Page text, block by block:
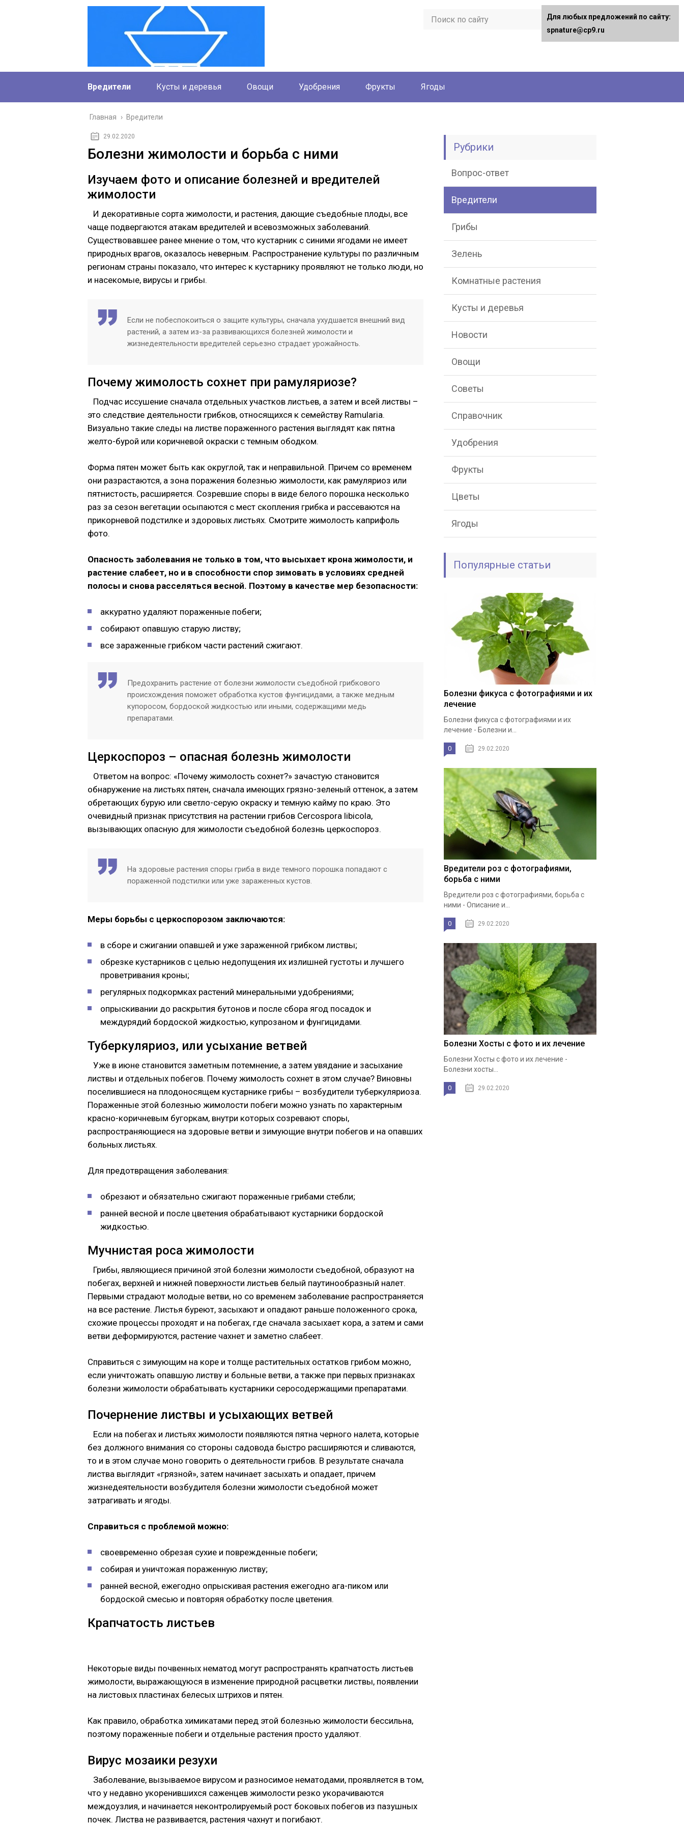
Вредители Кусты и деревья Овощи Удобрения Фрукты Ягоды
Главная › Вредители
29.02.2020
Болезни жимолости и борьба с ними
Изучаем фото и описание болезней и вредителей
жимолости
И декоративные сорта жимолости, и растения, дающие съедобные плоды, все
чаще подвергаются атакам вредителей и всевозможных заболеваний.
Существовавшее ранее мнение о том, что кустарник с синими ягодами не имеет
природных врагов, оказалось неверным. Распространение культуры по различным
регионам страны показало, что интерес к кустарнику проявляют не только люди, но
и насекомые, вирусы и грибы.
Если не побеспокоиться о защите культуры, сначала ухудшается внешний вид
растений, а затем из-за развивающихся болезней жимолости и
жизнедеятельности вредителей серьезно страдает урожайность.
Почему жимолость сохнет при рамуляриозе?
Подчас иссушение сначала отдельных участков листьев, а затем и всей листвы –
это следствие деятельности грибков, относящихся к семейству Ramularia.
Визуально такие следы на листве пораженного растения выглядят как пятна
желто-бурой или коричневой окраски с темным ободком.
Форма пятен может быть как округлой, так и неправильной. Причем со временем
они разрастаются, а зона поражения болезнью жимолости, как рамуляриоз или
пятнистость, расширяется. Созревшие споры в виде белого порошка несколько
раз за сезон вегетации осыпаются с мест скопления грибка и рассеваются на
прикорневой подстилке и здоровых листьях. Смотрите жимолость каприфоль
фото.
Опасность заболевания не только в том, что высыхает крона жимолости, и
растение слабеет, но и в способности спор зимовать в условиях средней
полосы и снова расселяться весной. Поэтому в качестве мер безопасности:
аккуратно удаляют пораженные побеги;
собирают опавшую старую листву;
все зараженные грибком части растений сжигают.
Предохранить растение от болезни жимолости съедобной грибкового
происхождения поможет обработка кустов фунгицидами, а также медным
купоросом, бордоской жидкостью или иными, содержащими медь
препаратами.
Церкоспороз – опасная болезнь жимолости
Ответом на вопрос: «Почему жимолость сохнет?» зачастую становится
обнаружение на листьях пятен, сначала имеющих грязно-зеленый оттенок, а затем
обретающих бурую или светло-серую окраску и темную кайму по краю. Это
очевидный признак присутствия на растении грибов Cercospora libicola,
вызывающих опасную для жимолости съедобной болезнь церкоспороз.
На здоровые растения споры гриба в виде темного порошка попадают с
пораженной подстилки или уже зараженных кустов.
Меры борьбы с церкоспорозом заключаются:
в сборе и сжигании опавшей и уже зараженной грибком листвы;
обрезке кустарников с целью недопущения их излишней густоты и лучшего
проветривания кроны;
регулярных подкормках растений минеральными удобрениями;
опрыскивании до раскрытия бутонов и после сбора ягод посадок и
междурядий бордоской жидкостью, купрозаном и фунгицидами.
Туберкуляриоз, или усыхание ветвей
Уже в июне становится заметным потемнение, а затем увядание и засыхание
листвы и отдельных побегов. Почему жимолость сохнет в этом случае? Виновны
поселившиеся на плодоносящем кустарнике грибы – возбудители туберкуляриоза.
Пораженные этой болезнью жимолости побеги можно узнать по характерным
красно-коричневым бугоркам, внутри которых созревают споры,
распространяющиеся на здоровые ветви и зимующие внутри побегов и на опавших
больных листьях.
Для предотвращения заболевания:
обрезают и обязательно сжигают пораженные грибами стебли;
ранней весной и после цветения обрабатывают кустарники бордоской
жидкостью.
Мучнистая роса жимолости
Грибы, являющиеся причиной этой болезни жимолости съедобной, образуют на
побегах, верхней и нижней поверхности листьев белый паутинообразный налет.
Первыми страдают молодые ветви, но со временем заболевание распространяется
на все растение. Листья буреют, засыхают и опадают раньше положенного срока,
схожие процессы проходят и на побегах, где сначала засыхает кора, а затем и сами
ветви деформируются, растение чахнет и заметно слабеет.
Справиться с зимующим на коре и толще растительных остатков грибом можно,
если уничтожать опавшую листву и больные ветви, а также при первых признаках
болезни жимолости обрабатывать кустарники серосодержащими препаратами.
Почернение листвы и усыхающих ветвей
Если на побегах и листьях жимолости появляются пятна черного налета, которые
без должного внимания со стороны садовода быстро расширяются и сливаются,
то и в этом случае моно говорить о деятельности грибов. В результате сначала
листва выглядит «грязной», затем начинает засыхать и опадает, причем
жизнедеятельности возбудителя болезни жимолости съедобной может
затрагивать и ягоды.
Справиться с проблемой можно:
своевременно обрезая сухие и поврежденные побеги;
собирая и уничтожая пораженную листву;
ранней весной, ежегодно опрыскивая растения ежегодно ага-пиком или
бордоской смесью и повторяя обработку после цветения.
Крапчатость листьев
Некоторые виды почвенных нематод могут распространять крапчатость листьев
жимолости, выражающуюся в изменение природной расцветки листвы, появлении
на листовых пластинах белесых штрихов и пятен.
Как правило, обработка химикатами перед этой болезнью жимолости бессильна,
поэтому пораженные побеги и отдельные растения просто удаляют.
Вирус мозаики резухи
Заболевание, вызываемое вирусом и разносимое нематодами, проявляется в том,
что у недавно укоренившихся саженцев жимолости резко укорачиваются
междоузлия, и начинается неконтролируемый рост боковых побегов из пазушных
почек. Листва не развивается, растения чахнут и погибают.
Рубрики
Вопрос-ответ
Вредители
Грибы
Зелень
Комнатные растения
Кусты и деревья
Новости
Овощи
Советы
Справочник
Удобрения
Фрукты
Цветы
Ягоды
Популярные статьи
Болезни фикуса с фотографиями и их
лечение
Болезни фикуса с фотографиями и их
лечение - Болезни и...
0 29.02.2020
Вредители роз с фотографиями,
борьба с ними
Вредители роз с фотографиями, борьба с
ними - Описание и...
0 29.02.2020
Болезни Хосты с фото и их лечение
Болезни Хосты с фото и их лечение -
Болезни хосты...
0 29.02.2020
Для любых предложений по сайту:
spnature@cp9.ru